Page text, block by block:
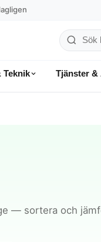
Sök
Teknik Tjänster &
— sortera och